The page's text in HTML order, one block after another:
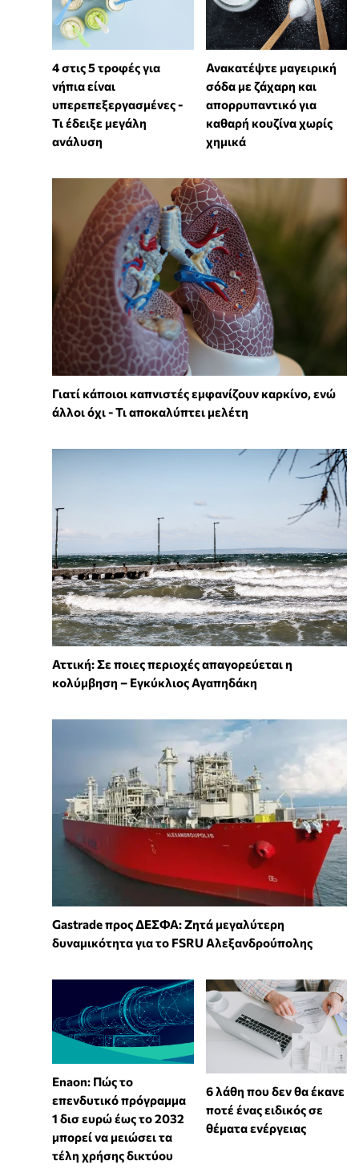
4 στις 5 τροφές για
νήπια είναι
υπερεπεξεργασμένες -
Τι έδειξε μεγάλη
ανάλυση
Ανακατέψτε μαγειρική
σόδα με ζάχαρη και
απορρυπαντικό για
καθαρή κουζίνα χωρίς
χημικά
Γιατί κάποιοι καπνιστές εμφανίζουν καρκίνο, ενώ
άλλοι όχι - Τι αποκαλύπτει μελέτη
Αττική: Σε ποιες περιοχές απαγορεύεται η
κολύμβηση – Εγκύκλιος Αγαπηδάκη
Gastrade προς ΔΕΣΦΑ: Ζητά μεγαλύτερη
δυναμικότητα για το FSRU Αλεξανδρούπολης
Enaon: Πώς το
επενδυτικό πρόγραμμα
1 δισ ευρώ έως το 2032
μπορεί να μειώσει τα
τέλη χρήσης δικτύου
6 λάθη που δεν θα έκανε
ποτέ ένας ειδικός σε
θέματα ενέργειας